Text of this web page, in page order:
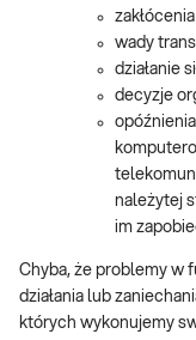
wady
działanie
decyzje
należytej
im
Chyba, że problemy w
działania lub
których wykonujemy